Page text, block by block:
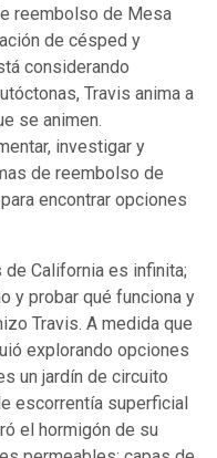
reembolso de Mesa
de césped y
considerando
Travis anima a
se animen.
investigar y
de reembolso de
encontrar opciones
California es infinita;
y probar qué funciona y
Travis. A medida que
explorando opciones
un jardín de circuito
escorrentía superficial
el hormigón de su